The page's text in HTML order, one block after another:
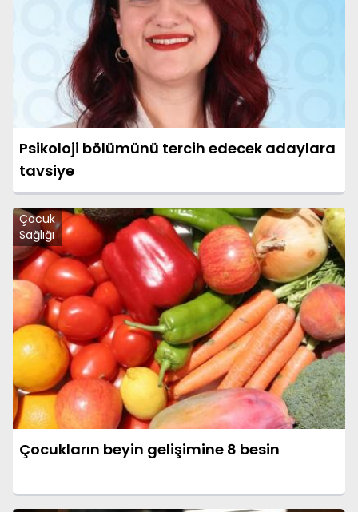
Psikoloji bölümünü tercih edecek adaylara
tavsiye
Çocuk
Sağlığı
Çocukların beyin gelişimine 8 besin